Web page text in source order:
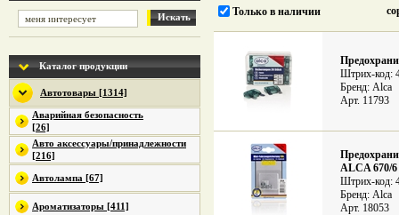
Искать
Каталог продукции
Автотовары [1314]
Аварийная безопасность
[26]
Авто аксессуары/принадлежности
[216]
Автолампа [67]
Ароматизаторы [411]
Только в наличии
Штрих-код:
Бренд: Alca
Арт. 11793
ALCA 670/6
Штрих-код:
Бренд: Alca
Арт. 18053